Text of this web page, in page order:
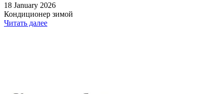
18 January 2026
Кондиционер зимой
Читать далее